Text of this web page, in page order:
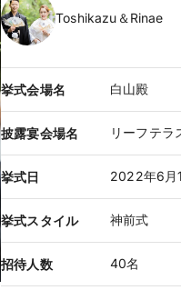
Toshikazu＆Rinae
挙式会場名 白山殿
披露宴会場名 リーフテラ
挙式日 2022年6月
挙式スタイル 神前式
招待人数 40名